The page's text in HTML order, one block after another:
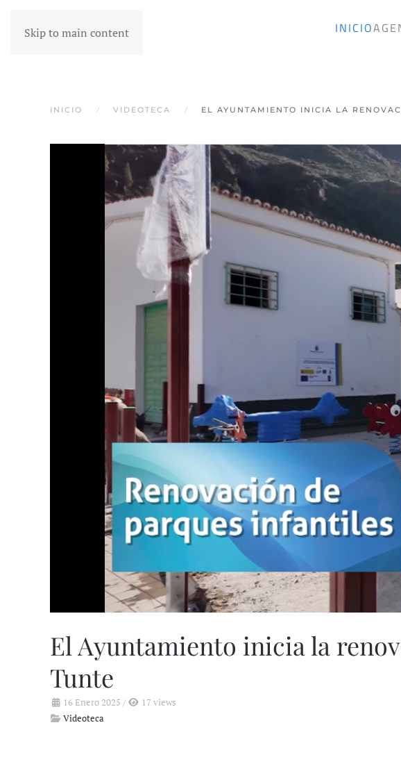
Skip to main content INICIO
INICIO VIDEOTECA EL AYUNTAMIENTO INICIA LA
El Ayuntamiento inicia la
Tunte
16 Enero 2025 /
17 views
Videoteca